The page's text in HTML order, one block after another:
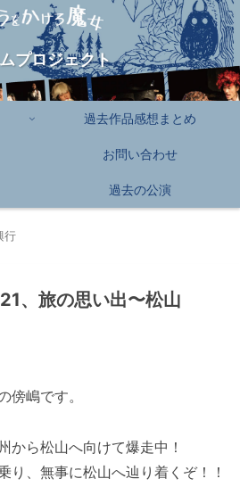
プロジェクト
過去作品感想まとめ
お問い合わせ
過去の公演
行
、旅の思い出〜松山
傍嶋です。
から松山へ向けて爆走中！
り、無事に松山へ辿り着くぞ！！